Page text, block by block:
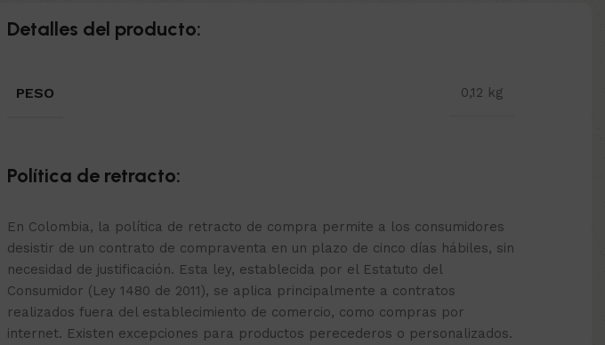
Detalles del producto:
PESO 0,12 kg
Política de retracto:
En Colombia, la política de retracto de compra permite a los consumidores
desistir de un contrato de compraventa en un plazo de cinco días hábiles, sin
necesidad de justificación. Esta ley, establecida por el Estatuto del
Consumidor (Ley 1480 de 2011), se aplica principalmente a contratos
realizados fuera del establecimiento de comercio, como compras por
internet. Existen excepciones para productos perecederos o personalizados.